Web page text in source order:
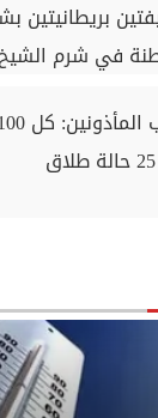
بريطانيتين
في شرم